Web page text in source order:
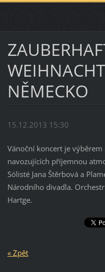
NĚMECKO
15.12.2013 15:30
Vánoční koncert je
navozujících příjemnou
Sólisté Jana Štěrbová a
Národního divadla.
Hartge.
« Zpět